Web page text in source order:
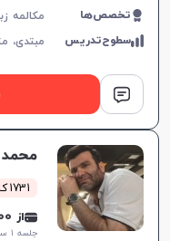
همه گروه‌های سنی به کار
تخصص‌ها
سطوح‌تدریس مبتدی،
1731 کلاس موفق
از 570,000 تومان
جلسه ۱ ساعتی